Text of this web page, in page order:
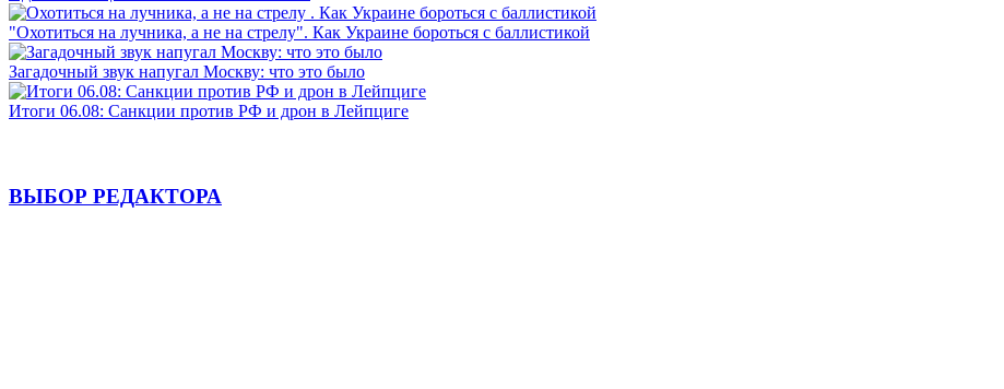
"Охотиться на лучника, а не на стрелу". Как Украине бороться с баллистикой
Загадочный звук напугал Москву: что это было
Итоги 06.08: Санкции против РФ и дрон в Лейпциге
ВЫБОР РЕДАКТОРА